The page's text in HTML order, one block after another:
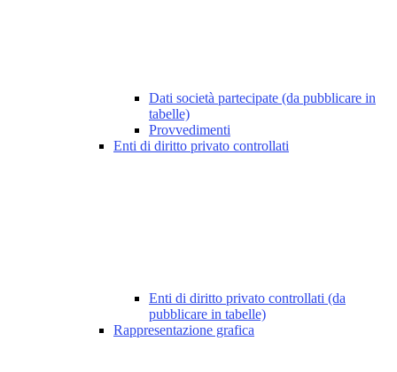
Dati società partecipate (da pubblicare in
tabelle)
Provvedimenti
Enti di diritto privato controllati
Enti di diritto privato controllati (da
pubblicare in tabelle)
Rappresentazione grafica